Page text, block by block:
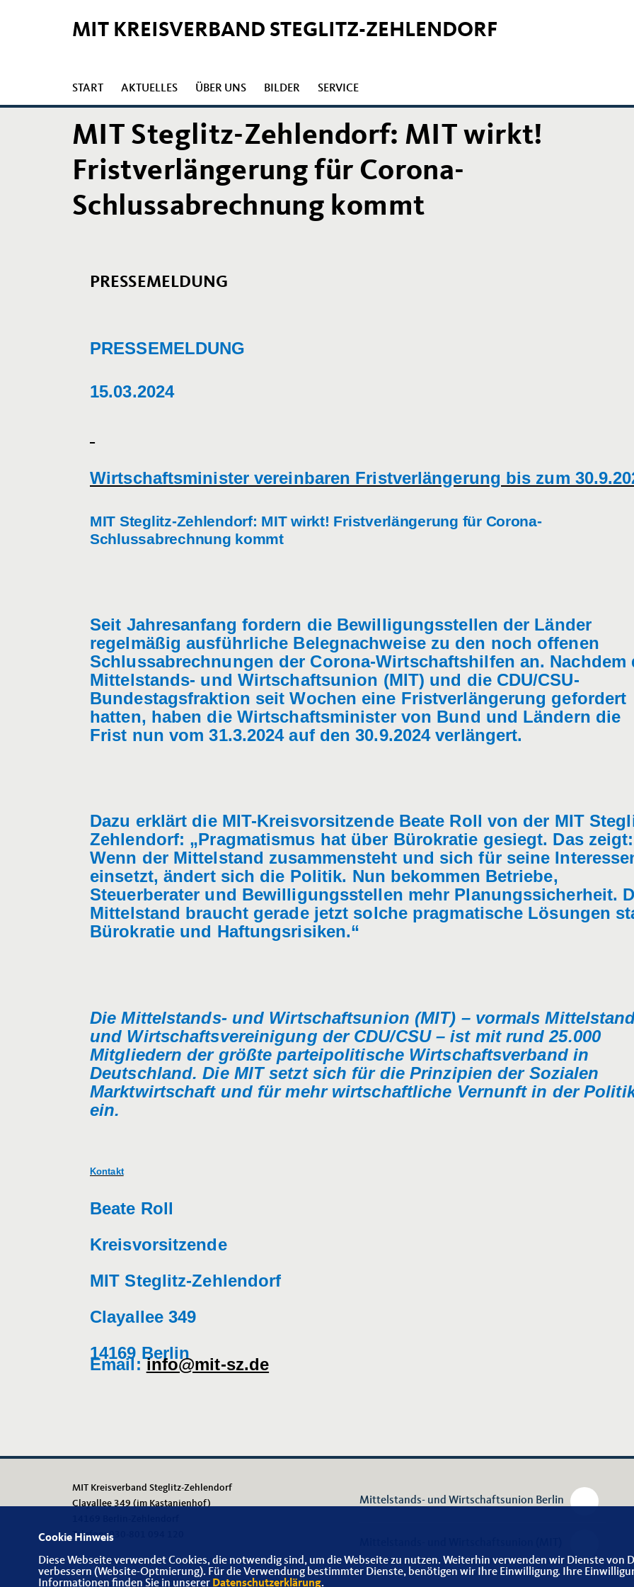
MIT KREISVERBAND STEGLITZ-ZEHLENDORF
START AKTUELLES ÜBER UNS BILDER SERVICE
MIT Steglitz-Zehlendorf: MIT wirkt!
Fristverlängerung für Corona-
Schlussabrechnung kommt
PRESSEMELDUNG
PRESSEMELDUNG
15.03.2024
Wirtschaftsminister vereinbaren Fristverlängerung bis zum
MIT Steglitz-Zehlendorf: MIT wirkt! Fristverlängerung für Corona-
Schlussabrechnung kommt
Seit Jahresanfang fordern die Bewilligungsstellen der Länder
regelmäßig ausführliche Belegnachweise zu den noch offenen
Schlussabrechnungen der Corona-Wirtschaftshilfen an. Nachdem
Mittelstands- und Wirtschaftsunion (MIT) und die CDU/CSU-
Bundestagsfraktion seit Wochen eine Fristverlängerung gefordert
hatten, haben die Wirtschaftsminister von Bund und Ländern die
Frist nun vom 31.3.2024 auf den 30.9.2024 verlängert.
Dazu erklärt die MIT-Kreisvorsitzende Beate Roll von der MIT
Zehlendorf: „Pragmatismus hat über Bürokratie gesiegt. Das zeigt:
Wenn der Mittelstand zusammensteht und sich für seine
einsetzt, ändert sich die Politik. Nun bekommen Betriebe,
Steuerberater und Bewilligungsstellen mehr Planungssicherheit.
Mittelstand braucht gerade jetzt solche pragmatische Lösungen
Bürokratie und Haftungsrisiken.“
Die Mittelstands- und Wirtschaftsunion (MIT) – vormals
und Wirtschaftsvereinigung der CDU/CSU – ist mit rund 25.000
Mitgliedern der größte parteipolitische Wirtschaftsverband in
Deutschland. Die MIT setzt sich für die Prinzipien der Sozialen
Marktwirtschaft und für mehr wirtschaftliche Vernunft in der
ein.
Kontakt
Beate Roll
Kreisvorsitzende
MIT Steglitz-Zehlendorf
Clayallee 349
14169 Berlin
Email:info@mit-sz.de
MIT Kreisverband Steglitz-Zehlendorf
Clayallee 349 (im Kastanienhof)
Telefon: 030-801 094 120
Mittelstands- und Wirtschaftsunion Berlin
Cookie Hinweis
Diese Webseite verwendet Cookies, die notwendig sind, um die Webseite zu nutzen. Weiterhin verwenden wir Dienste
verbessern (Website-Optmierung). Für die Verwendung bestimmter Dienste, benötigen wir Ihre Einwilligung. Ihre
Informationen finden Sie in unserer Datenschutzerklärung.